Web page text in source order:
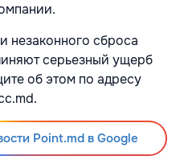
незаконного сброса
серьезный ущерб
об этом по адресу
Point.md в Google